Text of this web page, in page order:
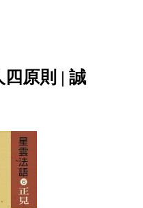
原則 | 誠